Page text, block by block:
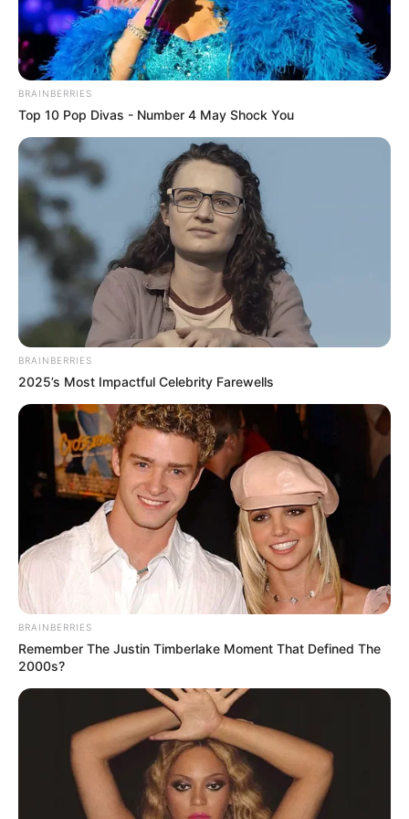
INSPIRASI
Sejarah Batu Akik, Perhiasan
BRAINBERRIES
Top 10 Pop Divas - Number 4 May Shock You
BRAINBERRIES
2025’s Most Impactful Celebrity Farewells
BRAINBERRIES
Remember The Justin Timberlake Moment That Defined The
2000s?